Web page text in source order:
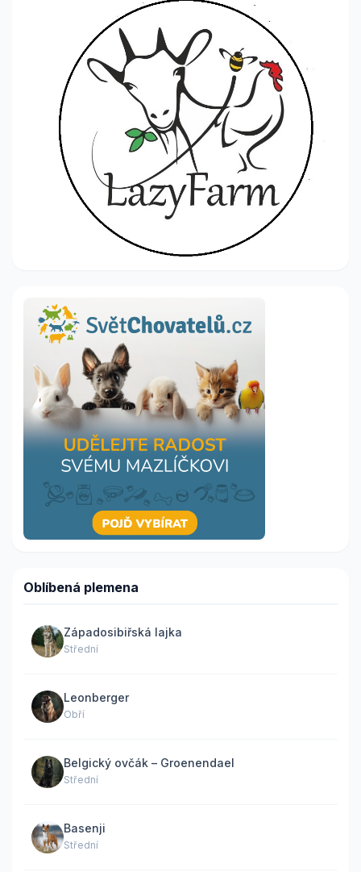
Oblíbená plemena
Západosibiřská lajka
Střední
Leonberger
Obří
Belgický ovčák – Groenendael
Střední
Basenji
Střední